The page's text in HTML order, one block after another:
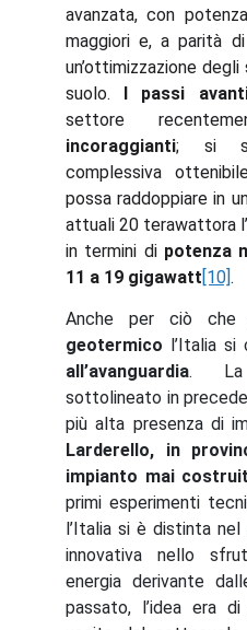
avanzata, con
maggiori e, a parità
un’ottimizzazione
suolo. I passi
settore
incoraggianti; si
complessiva
possa raddoppiare in
attuali 20 terawattora
in termini di potenza
11 a 19 gigawatt[10].
Anche per ciò che
geotermico l’Italia si
all’avanguardia.
sottolineato in
più alta presenza di
Larderello, in
impianto mai
primi esperimenti
l’Italia si è distinta
innovativa nello
energia derivante
passato, l’idea era